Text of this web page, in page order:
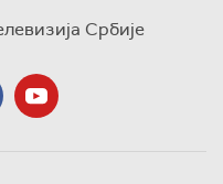
Србије